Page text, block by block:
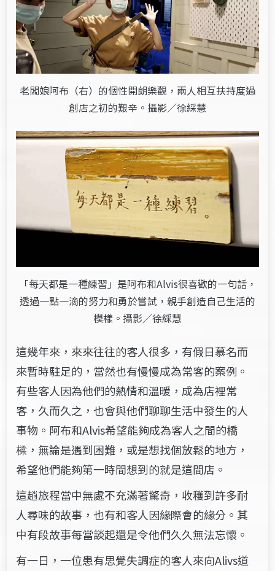
老闆娘阿布（右）的個性開朗樂觀，兩人相互扶持度過
創店之初的艱辛。攝影／徐綵慧
「每天都是一種練習」是阿布和Alvis很喜歡的一句話，
透過一點一滴的努力和勇於嘗試，親手創造自己生活的
模樣。攝影／徐綵慧
這幾年來，來來往往的客人很多，有假日慕名而
來暫時駐足的，當然也有慢慢成為常客的案例。
有些客人因為他們的熱情和溫暖，成為店裡常
客，久而久之，也會與他們聊聊生活中發生的人
事物。阿布和Alvis希望能夠成為客人之間的橋
樑，無論是遇到困難，或是想找個放鬆的地方，
希望他們能夠第一時間想到的就是這間店。
這趟旅程當中無處不充滿著驚奇，收穫到許多耐
人尋味的故事，也有和客人因緣際會的緣分。其
中有段故事每當談起還是令他們久久無法忘懷。
有一日，一位患有思覺失調症的客人來向Alivs道